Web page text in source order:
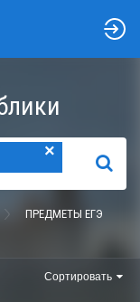
×
НАЙТИ
ПРЕДМЕТЫ ЕГЭ
Сортировать